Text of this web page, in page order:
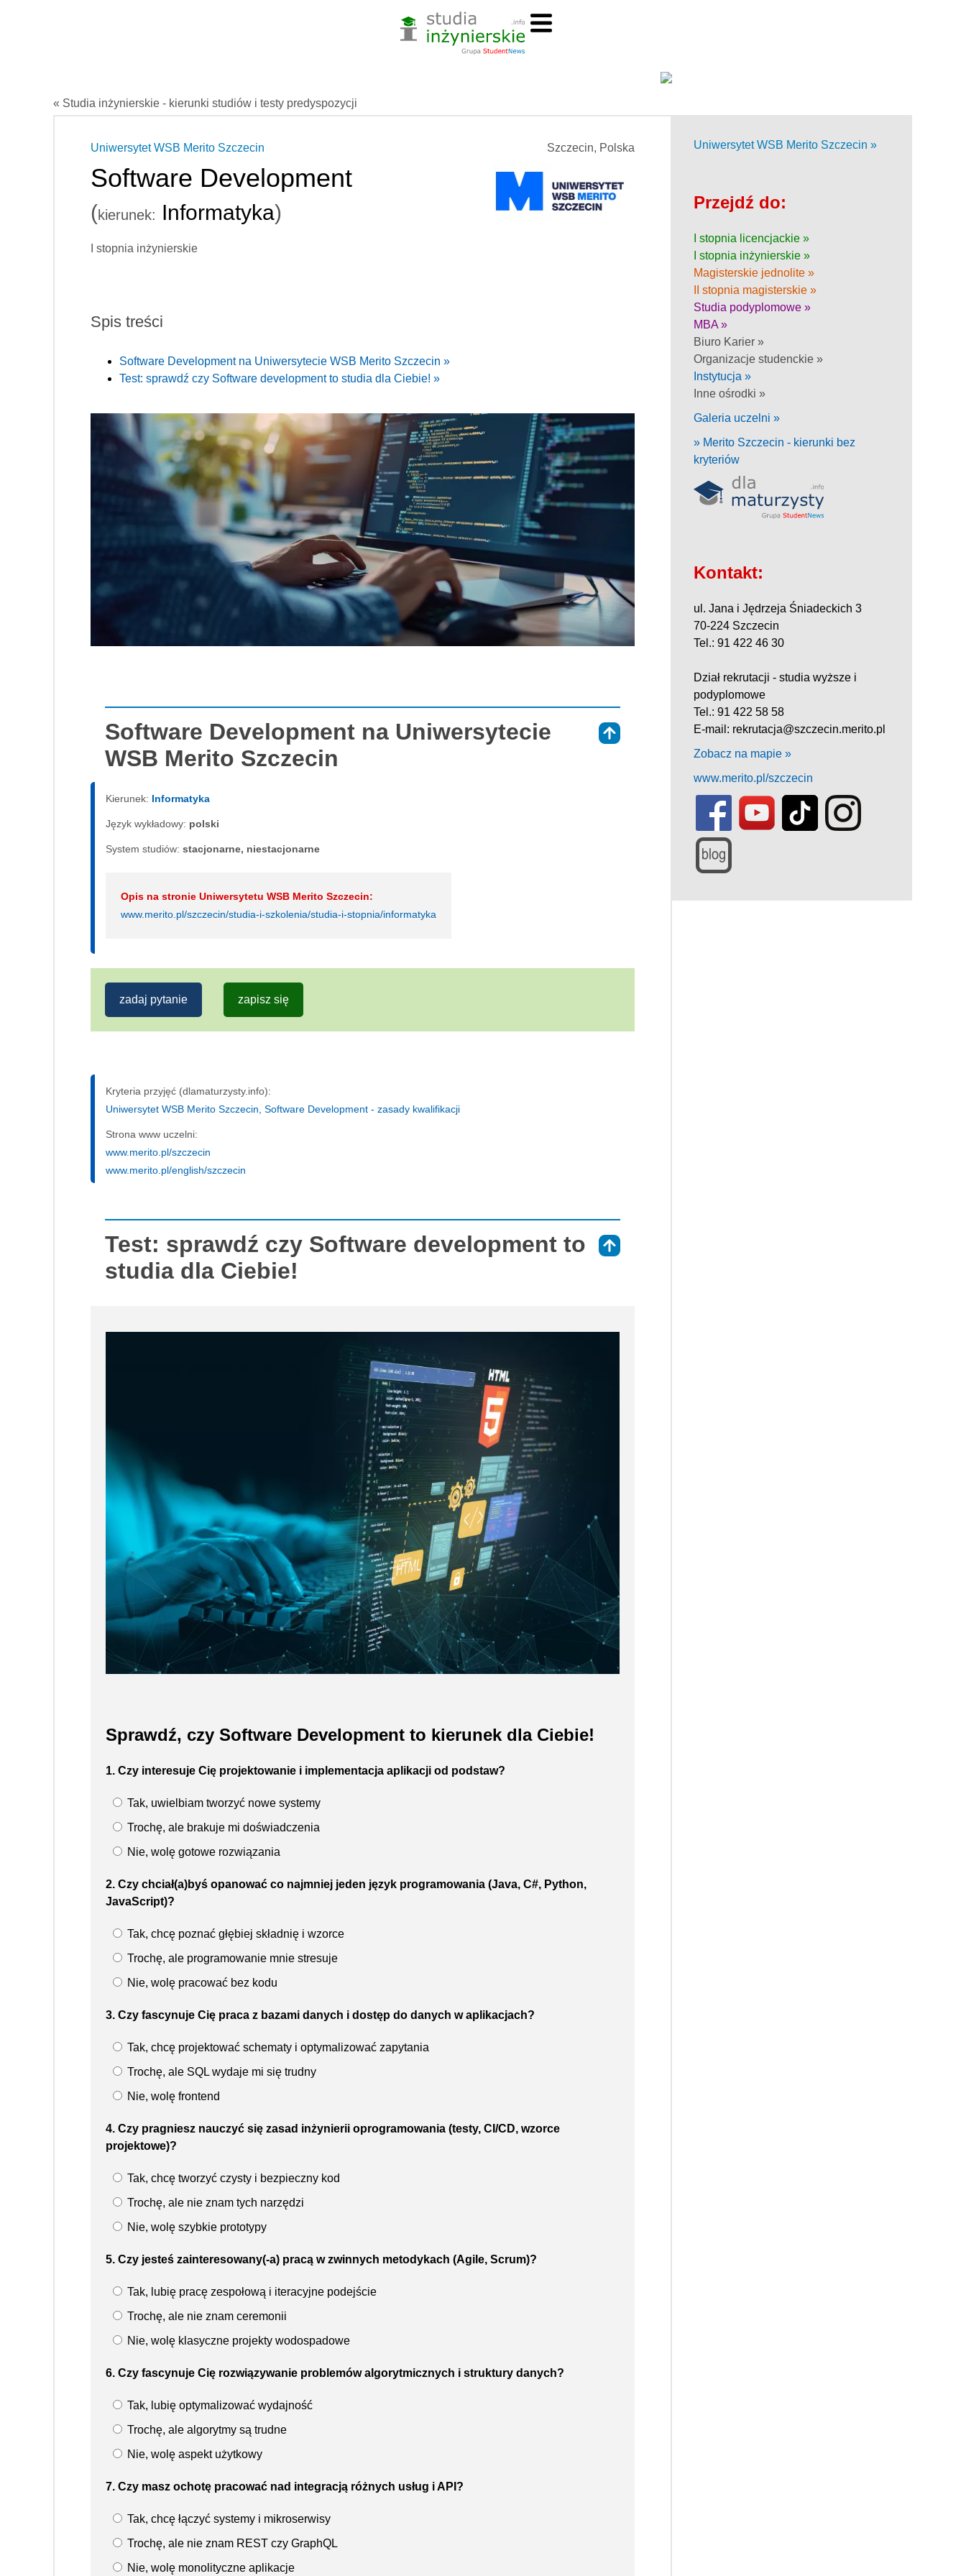
« Studia inżynierskie - kierunki studiów i testy predyspozycji
Szczecin, Polska
Uniwersytet WSB Merito Szczecin
Software Development
(kierunek: Informatyka)
I stopnia inżynierskie
Spis treści
Software Development na Uniwersytecie WSB Merito Szczecin »
Test: sprawdź czy Software development to studia dla Ciebie! »
Software Development na Uniwersytecie
WSB Merito Szczecin
Kierunek: Informatyka
Język wykładowy: polski
System studiów: sta­cjo­nar­ne, nie­sta­cjo­nar­ne
Opis na stronie Uniwersytetu WSB Merito Szczecin:
www.merito.pl/szczecin/studia-i-szkolenia/studia-i-stopnia/informatyka
zadaj pytanie zapisz się
Kryteria przyjęć (dlamaturzysty.info):
Uniwersytet WSB Merito Szczecin, Software Development - zasady kwalifikacji
Strona www uczelni:
www.merito.pl/szczecin
www.merito.pl/english/szczecin
Test: sprawdź czy Software development to
studia dla Ciebie!
Sprawdź, czy Software Development to kierunek dla Ciebie!
1. Czy interesuje Cię projektowanie i implementacja aplikacji od podstaw?
Tak, uwielbiam tworzyć nowe systemy
Trochę, ale brakuje mi doświadczenia
Nie, wolę gotowe rozwiązania
2. Czy chciał(a)byś opanować co najmniej jeden język programowania (Java, C#, Python,
JavaScript)?
Tak, chcę poznać głębiej składnię i wzorce
Trochę, ale programowanie mnie stresuje
Nie, wolę pracować bez kodu
3. Czy fascynuje Cię praca z bazami danych i dostęp do danych w aplikacjach?
Tak, chcę projektować schematy i optymalizować zapytania
Trochę, ale SQL wydaje mi się trudny
Nie, wolę frontend
4. Czy pragniesz nauczyć się zasad inżynierii oprogramowania (testy, CI/CD, wzorce
projektowe)?
Tak, chcę tworzyć czysty i bezpieczny kod
Trochę, ale nie znam tych narzędzi
Nie, wolę szybkie prototypy
5. Czy jesteś zainteresowany(-a) pracą w zwinnych metodykach (Agile, Scrum)?
Tak, lubię pracę zespołową i iteracyjne podejście
Trochę, ale nie znam ceremonii
Nie, wolę klasyczne projekty wodospadowe
6. Czy fascynuje Cię rozwiązywanie problemów algorytmicznych i struktury danych?
Tak, lubię optymalizować wydajność
Trochę, ale algorytmy są trudne
Nie, wolę aspekt użytkowy
7. Czy masz ochotę pracować nad integracją różnych usług i API?
Tak, chcę łączyć systemy i mikroserwisy
Trochę, ale nie znam REST czy GraphQL
Nie, wolę monolityczne aplikacje
Uniwersytet WSB Merito Szczecin »
Przejdź do:
I stopnia licencjackie »
I stopnia inżynierskie »
Magisterskie jednolite »
II stopnia magisterskie »
Studia podyplomowe »
MBA »
Biuro Karier »
Organizacje studenckie »
Instytucja »
Inne ośrodki »
Galeria uczelni »
» Merito Szczecin - kierunki bez
kryteriów
Kontakt:
ul. Jana i Jędrzeja Śniadeckich 3
70-224 Szczecin
Tel.: 91 422 46 30
Dział rekrutacji - studia wyższe i
podyplomowe
Tel.: 91 422 58 58
E-mail: rekrutacja@szczecin.merito.pl
Zobacz na mapie »
www.merito.pl/szczecin